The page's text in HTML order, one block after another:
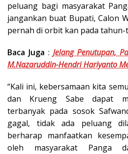
peluang bagi masyarakat
jangankan buat Bupati, Calon
pernah di orbit kan pada tahun-
Baca Juga : Jelang Penutupan,
M.Nazaruddin-Hendri Hariyanto
“Kali ini, kebersamaan kita
dan Krueng Sabe dapat
terbanyak pada sosok
gagal, tidak ada peluang
berharap manfaatkan
oleh masyarakat Panga